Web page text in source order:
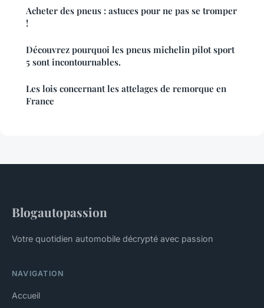
Acheter des pneus : astuces pour ne pas se tromper
!
Découvrez pourquoi les pneus michelin pilot sport
5 sont incontournables.
Les lois concernant les attelages de remorque en
France
Blogautopassion
Votre quotidien automobile décrypté avec passion
NAVIGATION
Accueil